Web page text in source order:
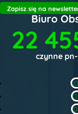
Zapisz się na
Biuro
22
czynne